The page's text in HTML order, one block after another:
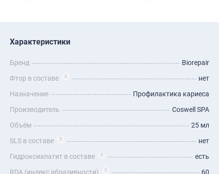
Характеристики
Бренд
Biorepair
Фтор в составе
нет
Назначение
Профилактика кариеса
Производитель
Coswell SPA
Объём
25 мл
SLS в составе
нет
Гидроксиапатит в составе
есть
RDA (индекс абразивности)
60